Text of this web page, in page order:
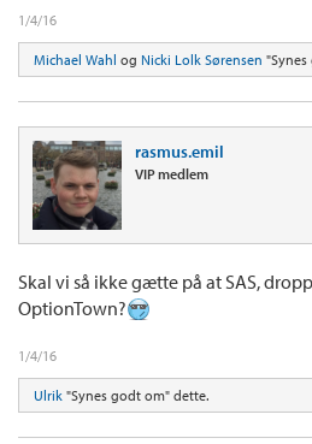
1/4/16
Michael Wahl og Nicki Lolk Sørensen
rasmus.emil
VIP medlem
Skal vi så ikke gætte på at SAS,
OptionTown?
1/4/16
Ulrik "Synes godt om" dette.